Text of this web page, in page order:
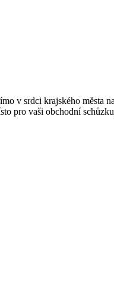
v srdci krajského města
pro vaši obchodní